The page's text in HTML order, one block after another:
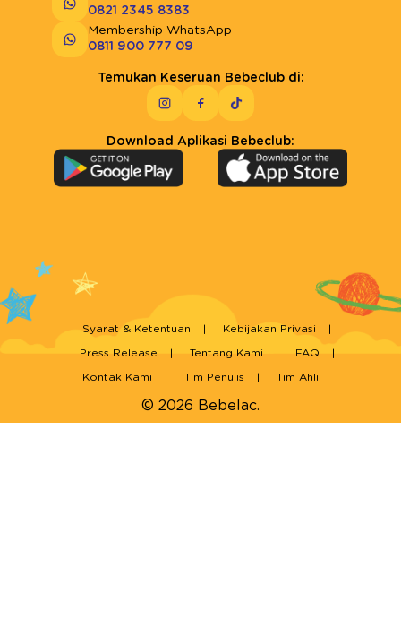
0821 2345 8383
Membership WhatsApp
0811 900 777 09
Temukan Keseruan Bebeclub di:
Download Aplikasi Bebeclub:
© 2026 Bebelac.
Syarat & Ketentuan Kebijakan Privasi
Press Release Tentang Kami FAQ
Kontak Kami Tim Penulis Tim Ahli